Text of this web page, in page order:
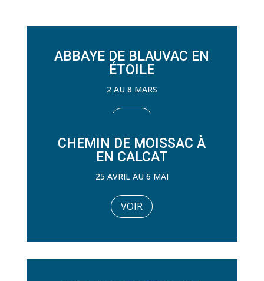
ABBAYE DE BLAUVAC EN
ÉTOILE
2 AU 8 MARS
CHEMIN DE MOISSAC À
EN CALCAT
25 AVRIL AU 6 MAI
VOIR